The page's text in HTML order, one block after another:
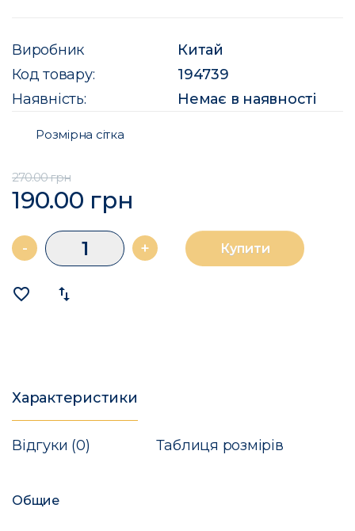
Виробник
Китай
Код товару:
194739
Наявність:
Немає в наявності
Розмірна сітка
270.00 грн
190.00 грн
- + Купити
favorite_border import_export
Характеристики
Відгуки (0) Таблиця розмірів
Общие